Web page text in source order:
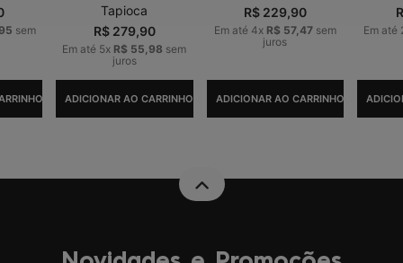
sem
Tapioca
R$ 279,90
Em até 5x R$ 55 98 sem
juros
ADICIONAR AO CARRINHO
R$ 229,90
Em até 4x R$ 57, 47sem
juros
ADICIONAR AO CARRINHO
Em até